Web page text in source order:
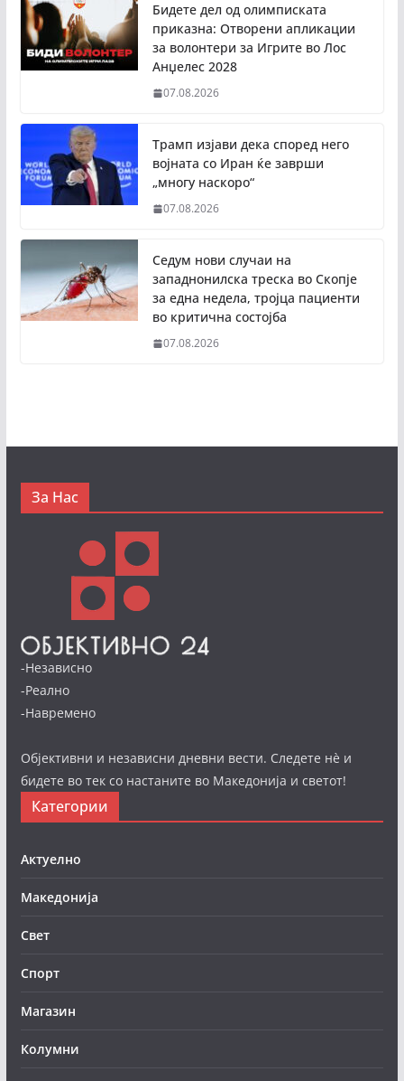
Бидете дел од олимписката
приказна: Отворени апликации
за волонтери за Игрите во Лос
Анџелес 2028
07.08.2026
Трамп изјави дека според него
војната со Иран ќе заврши
„многу наскоро“
07.08.2026
Седум нови случаи на
западнонилска треска во Скопје
за една недела, тројца пациенти
во критична состојба
07.08.2026
За Нас
-Независно
-Реално
-Навремено
Објективни и независни дневни вести. Следете нè и
бидете во тек со настаните во Македонија и светот!
Категории
Актуелно
Македонија
Свет
Спорт
Магазин
Колумни